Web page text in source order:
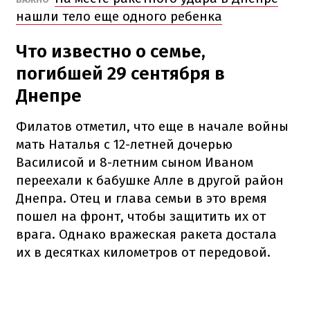
нашли тело еще одного ребенка
Что известно о семье,
погибшей 29 сентября в
Днепре
Филатов отметил, что еще в начале войны
мать Наталья с 12-летней дочерью
Василисой и 8-летним сыном Иваном
переехали к бабушке Алле в другой район
Днепра. Отец и глава семьи в это время
пошел на фронт, чтобы защитить их от
врага. Однако вражеская ракета достала
их в десятках километров от передовой.